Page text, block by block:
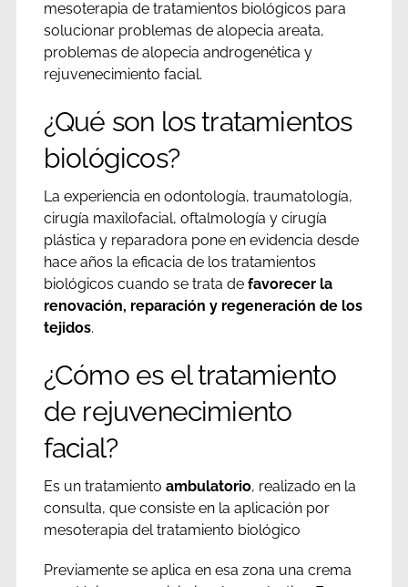
mesoterapia de tratamientos biológicos para
solucionar problemas de alopecia areata,
problemas de alopecia androgenética y
rejuvenecimiento facial.
¿Qué son los tratamientos
biológicos?
La experiencia en odontología, traumatología,
cirugía maxilofacial, oftalmología y cirugía
plástica y reparadora pone en evidencia desde
hace años la eficacia de los tratamientos
biológicos cuando se trata de favorecer la
renovación, reparación y regeneración de los
tejidos.
¿Cómo es el tratamiento
de rejuvenecimiento
facial?
Es un tratamiento ambulatorio, realizado en la
consulta, que consiste en la aplicación por
mesoterapia del tratamiento biológico
Previamente se aplica en esa zona una crema